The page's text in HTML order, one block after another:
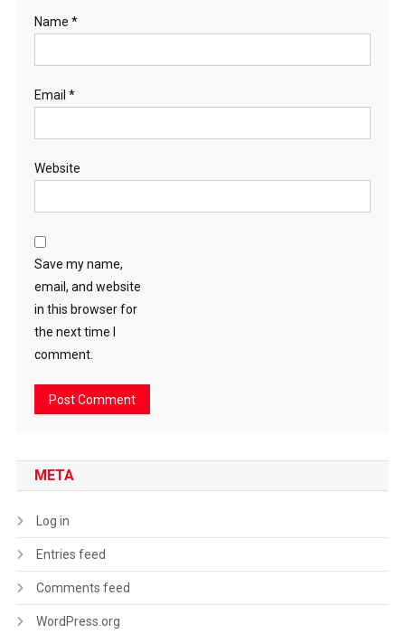
Name *
Email *
Website
Save my name,
email, and website
in this browser for
the next time I
comment.
META
Log in
Entries feed
Comments feed
WordPress.org